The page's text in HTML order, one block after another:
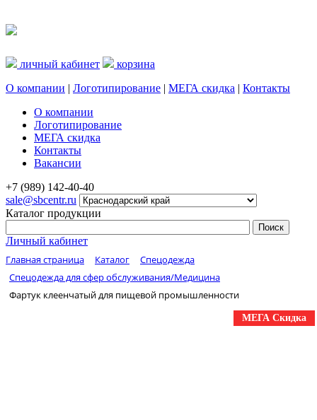
личный кабинет
корзина
О компании | Логотипирование | МЕГА скидка | Контакты
О компании
Логотипирование
МЕГА скидка
Контакты
Вакансии
+7 (989) 142-40-40
sale@sbcentr.ru
Каталог продукции
Личный кабинет
Главная страница Каталог
Спецодежда
Спецодежда для сфер обслуживания/Медицина
Фартук клеенчатый для пищевой промышленности
МЕГА Скидка